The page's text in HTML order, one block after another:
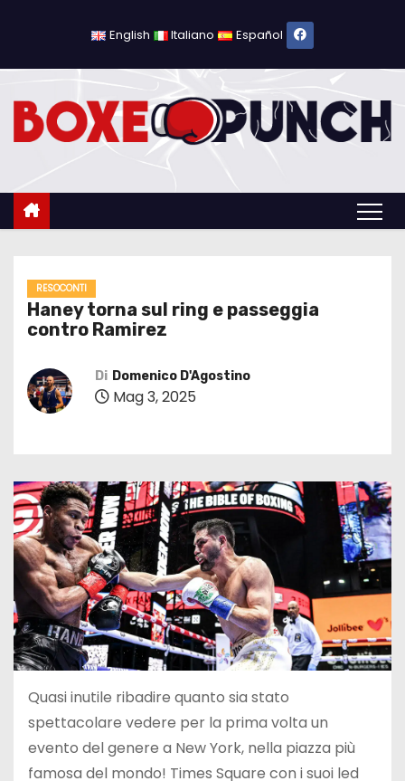
c
English Italiano Español
RESOCONTI
Haney torna sul ring e passeggia
contro Ramirez
Di Domenico D'Agostino
Mag 3, 2025
Quasi inutile ribadire quanto sia stato
spettacolare vedere per la prima volta un
evento del genere a New York, nella piazza più
famosa del mondo! Times Square con i suoi led